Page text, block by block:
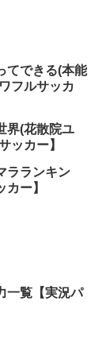
てできる(本能
フルサッカ
界(花散院ユ
ッカー】
ラランキン
ー】
一覧【実況パ